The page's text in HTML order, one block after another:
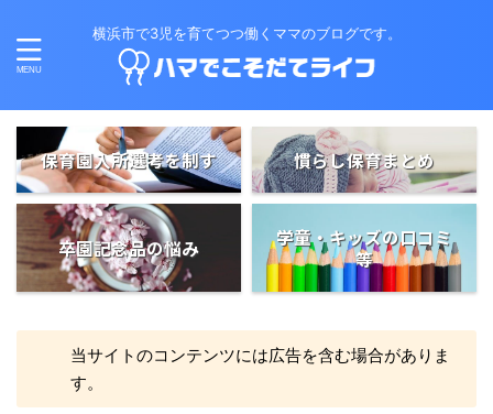
横浜市で3児を育てつつ働くママのブログです。
保育園入所選考を制す 慣らし保育まとめ
卒園記念品の悩み
学童・キッズの口コミ
等
当サイトのコンテンツには広告を含む場合がありま
す。